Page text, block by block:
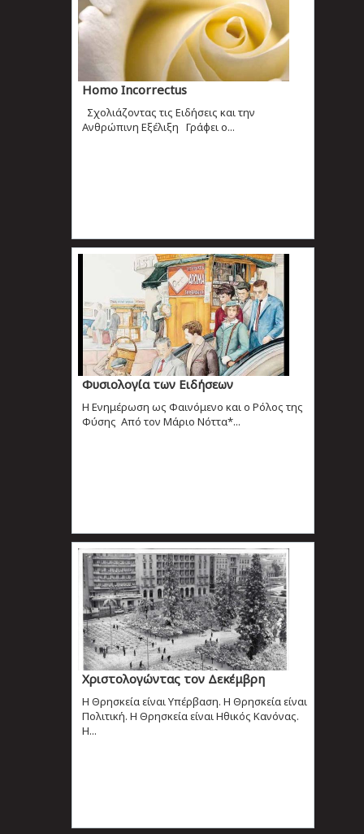
Homo Ιncorrectus
Σχολιάζοντας τις Ειδήσεις και την
Ανθρώπινη Εξέλιξη Γράφει ο...
Φυσιολογία των Ειδήσεων
Η Ενημέρωση ως Φαινόμενο και ο Ρόλος της
Φύσης Από τον Μάριο Νόττα*...
Χριστολογώντας τον Δεκέμβρη
H Θρησκεία είναι Υπέρβαση. Η Θρησκεία είναι
Πολιτική. Η Θρησκεία είναι Ηθικός Κανόνας.
Η...